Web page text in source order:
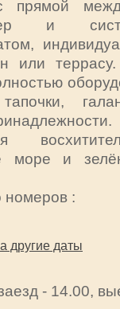
прямой
и
или
море и
номеров :
другие даты
- 14.00,